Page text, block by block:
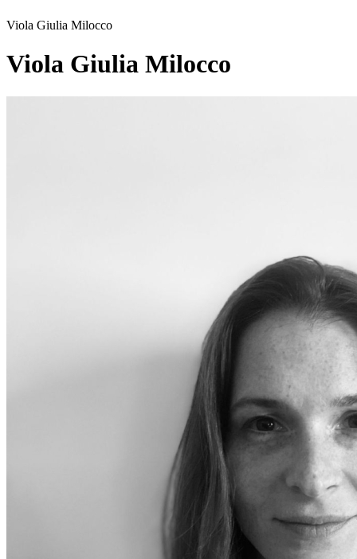
Viola Giulia Milocco
Viola Giulia Milocco